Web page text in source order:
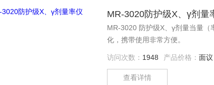
MR-3020防护级X、γ剂量
MR-3020 防护级X、γ剂量当量
化，携带使用非常方便。
访问次数： 1948 产品价格： 面议
查看详情